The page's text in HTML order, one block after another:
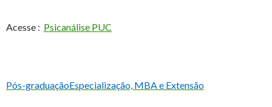
Acesse : Psicanálise PUC
Pós-graduaçãoEspecialização, MBA e Extensão